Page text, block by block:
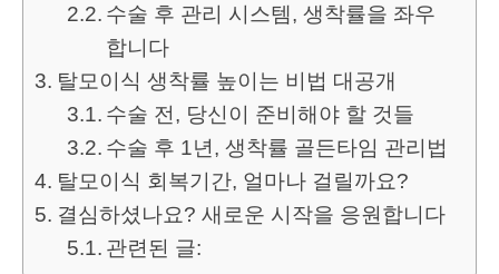
수술 후 관리 시스템, 생착률을 좌우
합니다
탈모이식 생착률 높이는 비법 대공개
수술 전, 당신이 준비해야 할 것들
수술 후 1년, 생착률 골든타임 관리법
탈모이식 회복기간, 얼마나 걸릴까요?
결심하셨나요? 새로운 시작을 응원합니다
관련된 글: